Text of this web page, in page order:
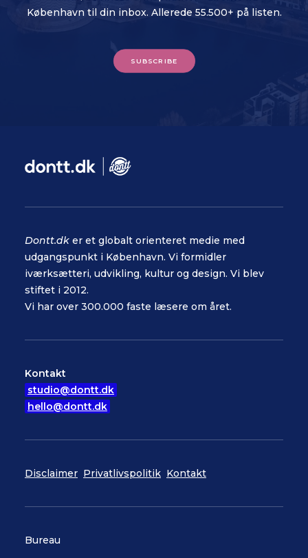
København til din inbox. Allerede 55.500+ på listen.
SUBSCRIBE
Dontt.dk er et globalt orienteret medie med
udgangspunkt i København. Vi formidler
iværksætteri, udvikling, kultur og design. Vi blev
stiftet i 2012.
Vi har over 300.000 faste læsere om året.
Kontakt
studio@dontt.dk
hello@dontt.dk
Disclaimer Privatlivspolitik Kontakt
Bureau